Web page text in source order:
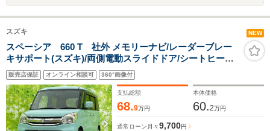
スズキ NEW
スペーシア 660 T 社外 メモリーナビ/レーダーブレー
キサポート(スズキ)/両側電動スライドドア/シートヒータ
ー 運転席/車線逸脱防止支援システム/ドライブレコーダー
前後/Bluetooth接続/ETC
販売店保証 オンライン相談可 360°画像付
支払総額
68.9万円
本体価格
60.2万円
通常ローン 月々9,700円